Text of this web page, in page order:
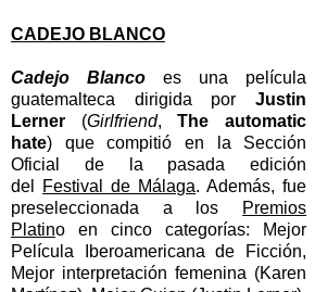
CADEJO BLANCO
Cadejo Blanco es una película
guatemalteca dirigida porJustin
Lerner (Girlfriend,The automatic
hate) que compitió en la Sección
Oficial de la pasada edición
del
Festival de Málaga. Además, fue
preseleccionada a los
Premios
Platino en cinco categorías: Mejor
Película Iberoamericana de Ficción,
Mejor interpretación femenina (Karen